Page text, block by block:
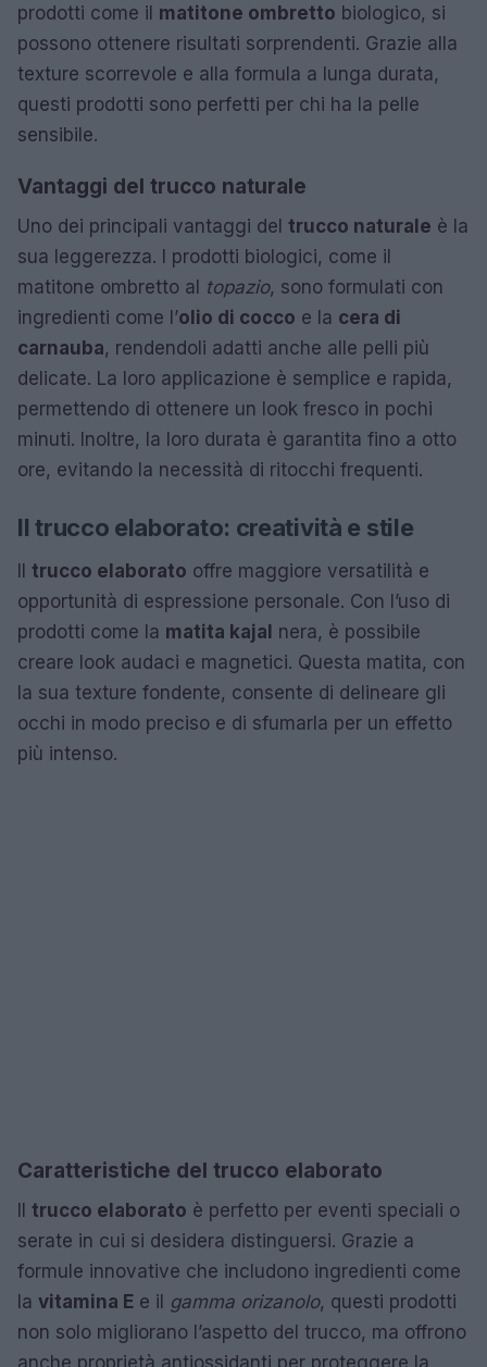
prodotti come il matitone ombretto biologico, si
possono ottenere risultati sorprendenti. Grazie alla
texture scorrevole e alla formula a lunga durata,
questi prodotti sono perfetti per chi ha la pelle
sensibile.
Vantaggi del trucco naturale
Uno dei principali vantaggi del trucco naturale è la
sua leggerezza. I prodotti biologici, come il
matitone ombretto al topazio, sono formulati con
ingredienti come l’olio di cocco e la cera di
carnauba, rendendoli adatti anche alle pelli più
delicate. La loro applicazione è semplice e rapida,
permettendo di ottenere un look fresco in pochi
minuti. Inoltre, la loro durata è garantita fino a otto
ore, evitando la necessità di ritocchi frequenti.
Il trucco elaborato: creatività e stile
Il trucco elaborato offre maggiore versatilità e
opportunità di espressione personale. Con l’uso di
prodotti come la matita kajal nera, è possibile
creare look audaci e magnetici. Questa matita, con
la sua texture fondente, consente di delineare gli
occhi in modo preciso e di sfumarla per un effetto
più intenso.
Caratteristiche del trucco elaborato
Il trucco elaborato è perfetto per eventi speciali o
serate in cui si desidera distinguersi. Grazie a
formule innovative che includono ingredienti come
la vitamina E e il gamma orizanolo, questi prodotti
non solo migliorano l’aspetto del trucco, ma offrono
anche proprietà antiossidanti per proteggere la